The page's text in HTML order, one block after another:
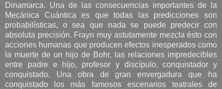
Dinamarca. Una de las consecuencias importantes de la
Mecánica Cuántica es que todas las predicciones son
probabilísticas, o sea que nada se puede predecir con
absoluta precisión. Frayn muy astutamente mezcla ésto con
acciones humanas que producen efectos inesperados como
la muerte de un hijo de Bohr, las relaciones impredecibles
entre padre e hijo, profesor y discípulo, conquistador y
conquistado. Una obra de gran envergadura que ha
conquistado los más famosos escenarios teatrales de